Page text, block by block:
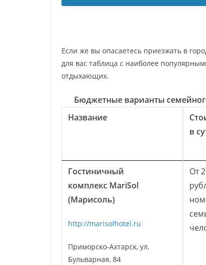
Если же вы опасаетесь приезжать в
для вас таблица с наиболее
отдыхающих.
Бюджетные варианты
Название
в
Гостиничный
комплекс MariSol
(Марисоль)
http://marisolhotel.ru
Приморско-Ахтарск, ул.
Бульварная, 84
От